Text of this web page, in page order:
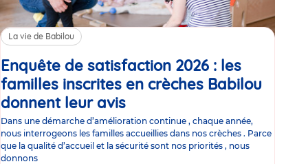
La vie de Babilou
Enquête de satisfaction 2026 : les
familles inscrites en crèches Babilou
donnent leur avis
Dans une démarche d’amélioration continue , chaque année,
nous interrogeons les familles accueillies dans nos crèches . Parce
que la qualité d’accueil et la sécurité sont nos priorités , nous
donnons